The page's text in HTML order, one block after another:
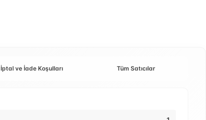
İptal ve İade Koşulları Tüm Satıcılar